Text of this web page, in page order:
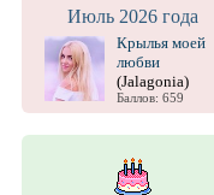
Июль 2026 года
Крылья моей
любви
(Jalagonia)
Баллов: 659